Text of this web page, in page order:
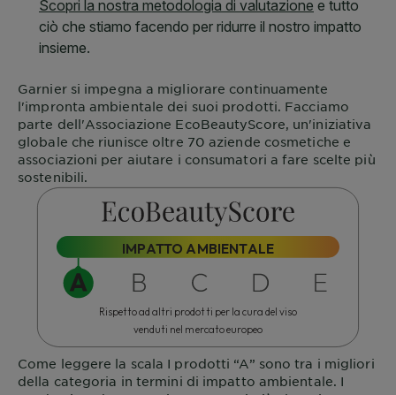
Garniersi impegna a migliorare continuamente
l'impronta ambientale dei suoi prodotti. Facciamo
parte dell'Associazione EcoBeautyScore , un'iniziativa
globale che riunisce oltre 70 aziende cosmetiche e
associazioni per aiutare i consumatori a fare scelte più
sostenibili.
IMPATTO AMBIENTALE
Rispetto ad altri prodotti per la cura del viso
venduti nel mercato europeo
Come leggere la scala I prodotti “A” sono tra i migliori
della categoria in termini di impatto ambientale. I